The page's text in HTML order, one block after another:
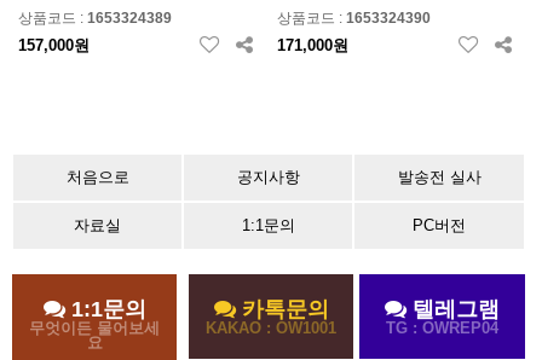
상품코드 : 1653324389
157,000원
상품코드 : 1653324390
171,000원
처음으로 공지사항 발송전 실사
자료실 1:1문의 PC버전
1:1문의
무엇이든 물어보세
요
카톡문의
KAKAO : OW1001
텔레그램
TG : OWREP04